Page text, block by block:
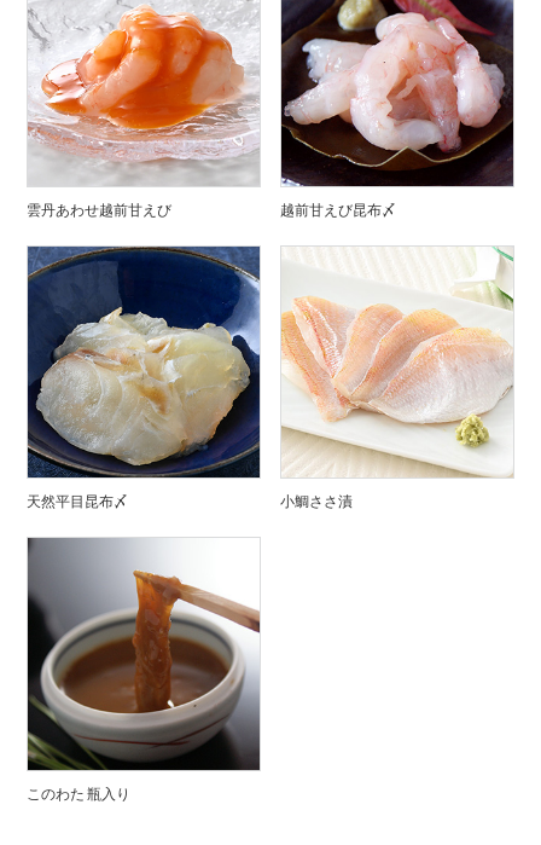
雲丹あわせ越前甘えび 越前甘えび昆布〆
天然平目昆布〆 小鯛ささ漬
このわた 瓶入り